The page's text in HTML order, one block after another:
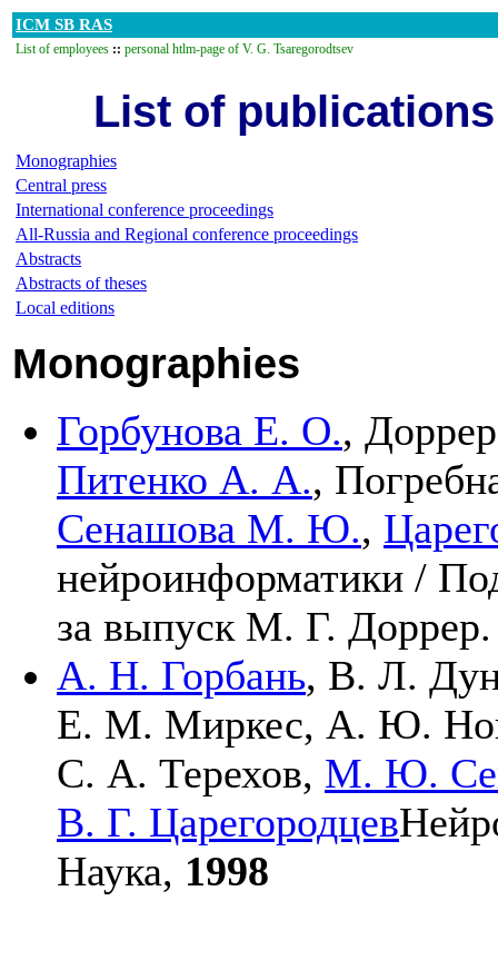
ICM SB RAS
List of employees :: personal htlm-page of V. G. Tsaregorodtsev
List of
Monographies
Central press
International conference proceedings
All-Russia and Regional conference proceedings
Abstracts
Abstracts of theses
Local editions
Monographies
Горбунова Е. О.,
Питенко А. А.,
Сенашова М. Ю.,
нейроинформатики /
за выпуск М. Г. Доррер
А. Н. Горбань, В. Л.
Е. М. Миркес, А. Ю.
С. А. Терехов, М. Ю.
В. Г. Царегородцев
Наука, 1998